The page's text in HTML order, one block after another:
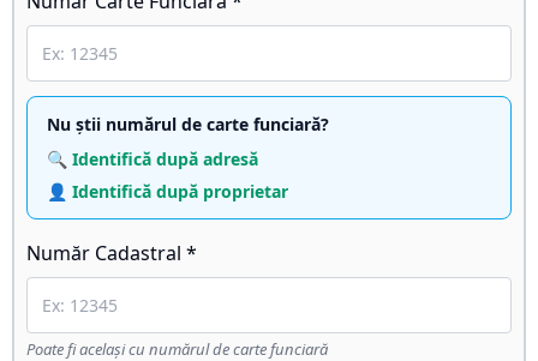
Nu știi numărul de carte funciară?
🔍 Identifică după adresă
👤 Identifică după proprietar
Număr Cadastral *
Poate fi același cu numărul de carte funciară